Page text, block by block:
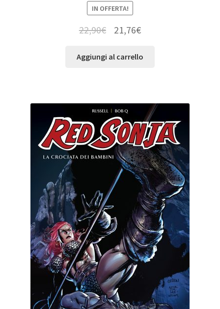
IN OFFERTA!
22,90€ 21,76€
Aggiungi al carrello